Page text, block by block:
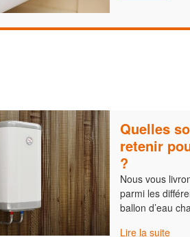
Quelles
retenir
?
Nous vous
parmi les
ballon d’eau
Lire la suite